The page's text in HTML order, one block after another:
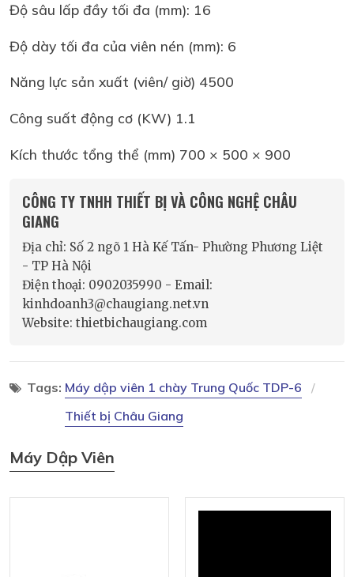
Độ sâu lấp đầy tối đa (mm): 16
Độ dày tối đa của viên nén (mm): 6
Năng lực sản xuất (viên/ giờ) 4500
Công suất động cơ (KW) 1.1
Kích thước tổng thể (mm) 700 × 500 × 900
CÔNG TY TNHH THIẾT BỊ VÀ CÔNG NGHỆ CHÂU
GIANG
Địa chỉ: Số 2 ngõ 1 Hà Kế Tấn- Phường Phương Liệt
- TP Hà Nội
Điện thoại: 0902035990 - Email:
kinhdoanh3@chaugiang.net.vn
Website: thietbichaugiang.com
Tags: Máy dập viên 1 chày Trung Quốc TDP-6
Thiết bị Châu Giang
Máy Dập Viên